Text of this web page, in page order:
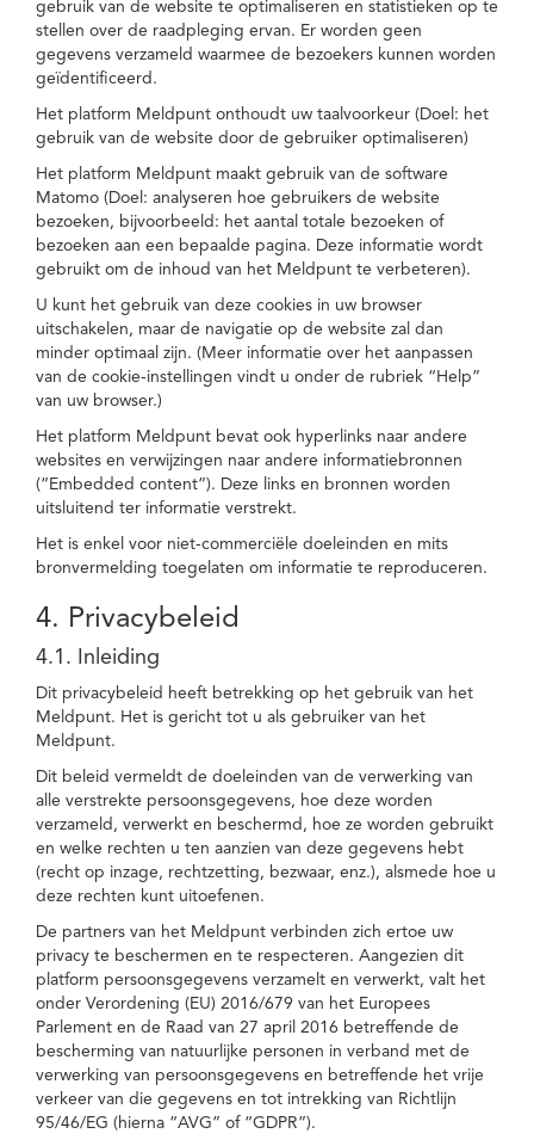
gebruik van de website te optimaliseren en statistieken op te
stellen over de raadpleging ervan. Er worden geen
gegevens verzameld waarmee de bezoekers kunnen worden
geïdentificeerd.
Het platform Meldpunt onthoudt uw taalvoorkeur (Doel: het
gebruik van de website door de gebruiker optimaliseren)
Het platform Meldpunt maakt gebruik van de software
Matomo (Doel: analyseren hoe gebruikers de website
bezoeken, bijvoorbeeld: het aantal totale bezoeken of
bezoeken aan een bepaalde pagina. Deze informatie wordt
gebruikt om de inhoud van het Meldpunt te verbeteren).
U kunt het gebruik van deze cookies in uw browser
uitschakelen, maar de navigatie op de website zal dan
minder optimaal zijn. (Meer informatie over het aanpassen
van de cookie-instellingen vindt u onder de rubriek “Help”
van uw browser.)
Het platform Meldpunt bevat ook hyperlinks naar andere
websites en verwijzingen naar andere informatiebronnen
(“Embedded content”). Deze links en bronnen worden
uitsluitend ter informatie verstrekt.
Het is enkel voor niet-commerciële doeleinden en mits
bronvermelding toegelaten om informatie te reproduceren.
4. Privacybeleid
4.1. Inleiding
Dit privacybeleid heeft betrekking op het gebruik van het
Meldpunt. Het is gericht tot u als gebruiker van het
Meldpunt.
Dit beleid vermeldt de doeleinden van de verwerking van
alle verstrekte persoonsgegevens, hoe deze worden
verzameld, verwerkt en beschermd, hoe ze worden gebruikt
en welke rechten u ten aanzien van deze gegevens hebt
(recht op inzage, rechtzetting, bezwaar, enz.), alsmede hoe u
deze rechten kunt uitoefenen.
De partners van het Meldpunt verbinden zich ertoe uw
privacy te beschermen en te respecteren. Aangezien dit
platform persoonsgegevens verzamelt en verwerkt, valt het
onder Verordening (EU) 2016/679 van het Europees
Parlement en de Raad van 27 april 2016 betreffende de
bescherming van natuurlijke personen in verband met de
verwerking van persoonsgegevens en betreffende het vrije
verkeer van die gegevens en tot intrekking van Richtlijn
95/46/EG (hierna “AVG” of “GDPR”).